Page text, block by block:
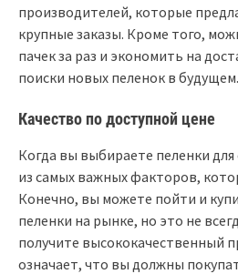
производителей, которые
крупные заказы. Кроме того,
пачек за раз и экономить на
поиски новых пеленок в будущем.
Качество по доступной цене
Когда вы выбираете пеленки для
из самых важных факторов,
Конечно, вы можете пойти и
пеленки на рынке, но это не
получите высококачественный
означает, что вы должны